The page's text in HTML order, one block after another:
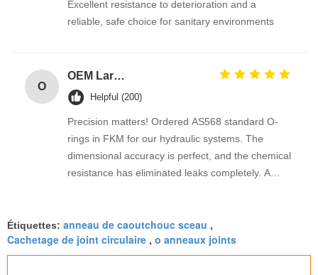
Excellent resistance to deterioration and a
reliable, safe choice for sanitary environments
O
OEM Large Sizes Metric Inch Oring
Helpful (200)
Precision matters! Ordered AS568 standard O-
rings in FKM for our hydraulic systems. The
dimensional accuracy is perfect, and the chemical
resistance has eliminated leaks completely. A
Étiquettes: anneau de caoutchouc sceau ,
Cachetage de joint circulaire , o anneaux joints